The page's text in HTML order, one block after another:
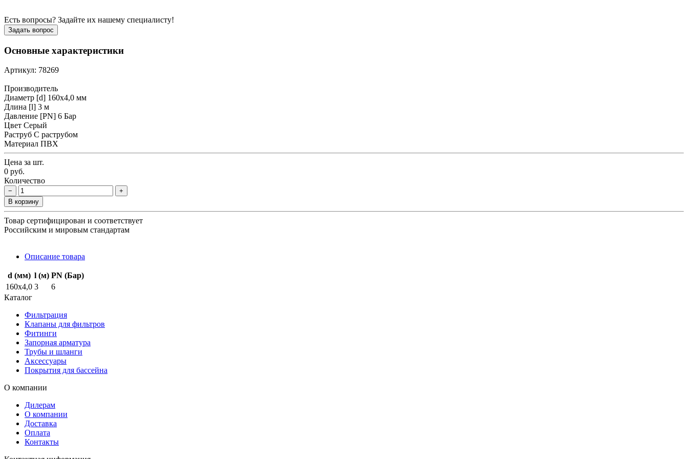
Есть вопросы? Задайте их нашему специалисту!
Задать вопрос
Основные характеристики
Артикул: 78269
Производитель
Диаметр [d] 160х4,0 мм
Длина [l] 3 м
Давление [PN] 6 Бар
Цвет Серый
Раструб С раструбом
Материал ПВХ
Цена за шт.
0 руб.
Количество
−
+
В корзину
Товар сертифицирован и соответствует
Российским и мировым стандартам
Описание товара
d (мм) l (м) PN (Бар)
160х4,0 3
6
Каталог
Фильтрация
Клапаны для фильтров
Фитинги
Запорная арматура
Трубы и шланги
Аксессуары
Покрытия для бассейна
О компании
Дилерам
О компании
Доставка
Оплата
Контакты